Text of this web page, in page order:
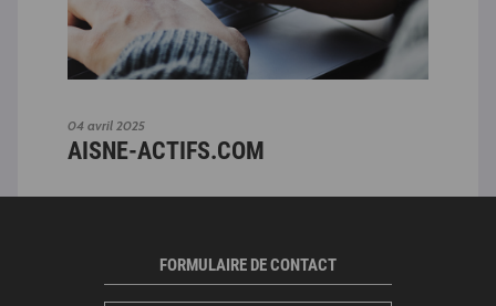
04 avril 2025
AISNE-ACTIFS.COM
FORMULAIRE DE CONTACT